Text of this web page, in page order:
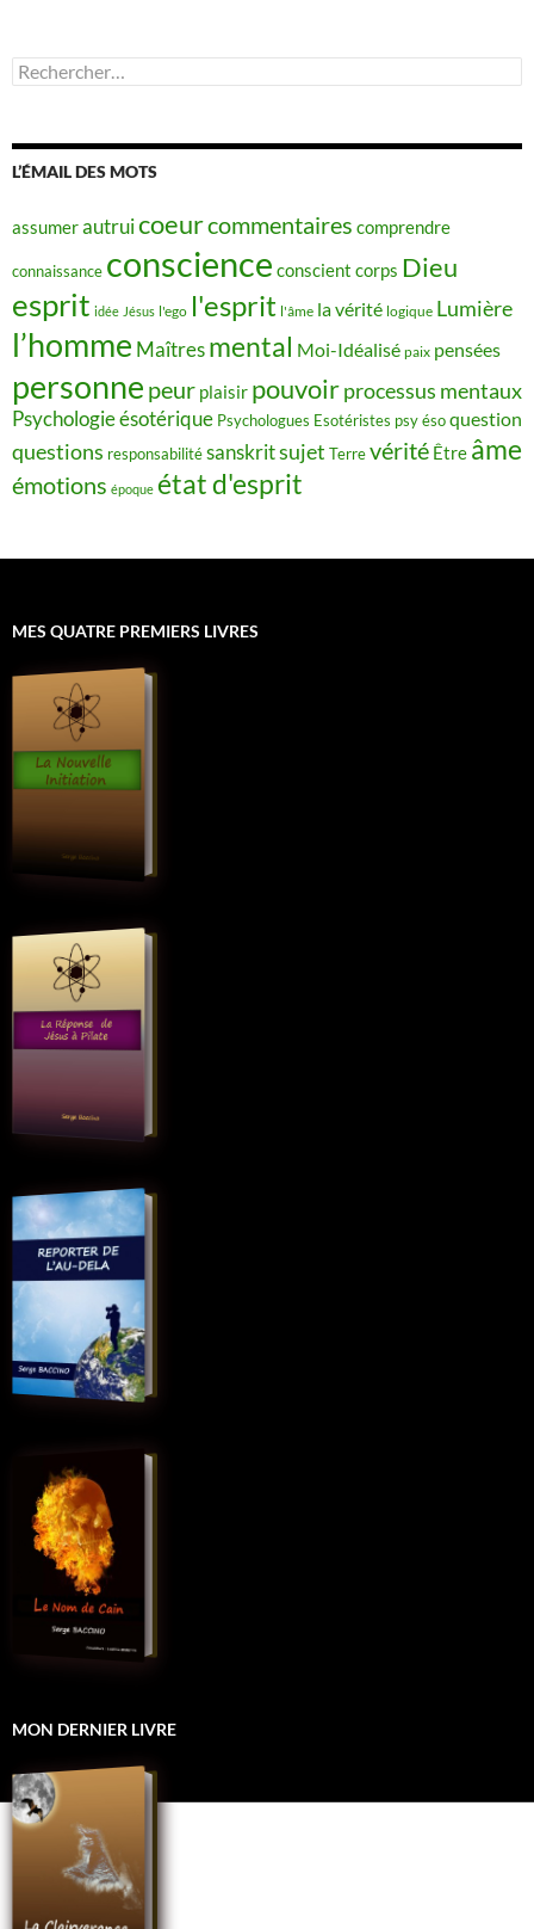
Rechercher :
L’ÉMAIL DES MOTS
assumerautruicoeurcommentaires comprendre
connaissance conscience conscient corps Dieu
esprit idée Jésus l'ego l'esprit l'âme la vérité logique Lumière
l’homme Maîtres mental Moi-Idéalisé paix pensées
personne peur plaisir pouvoirprocessus mentaux
Psychologie ésotérique Psychologues Esotéristes psy ésoquestion
questions responsabilitésanskritsujet Terrevérité Être âme
émotions époque état d'esprit
MES QUATRE PREMIERS LIVRES
MON DERNIER LIVRE